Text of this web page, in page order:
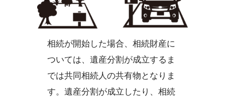
相続が開始した場合、相続財産に
ついては、遺産分割が成立するま
では共同相続人の共有物となりま
す。遺産分割が成立したり、相続